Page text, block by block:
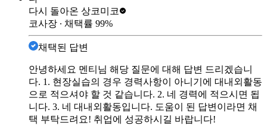
다시 돌아온 상코미코
코사장 ∙ 채택률 99%
채택된 답변
안녕하세요 멘티님 해당 질문에 대해 답변 드리겠습니
다. 1. 현장실습의 경우 경력사항이 아니기에 대내외활동
으로 적으셔야 할 것 같습니다. 2. 네 경력에 적으시면 됩
니다. 3. 네 대내외활동입니다. 도움이 된 답변이라면 채
택 부탁드려요! 취업에 성공하시길 바랍니다!